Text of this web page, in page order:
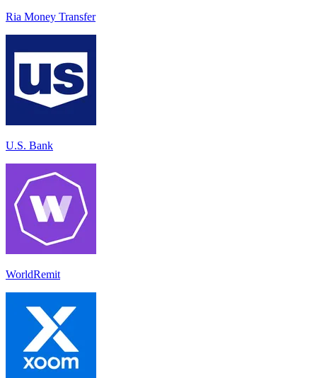
Ria Money Transfer
U.S. Bank
WorldRemit